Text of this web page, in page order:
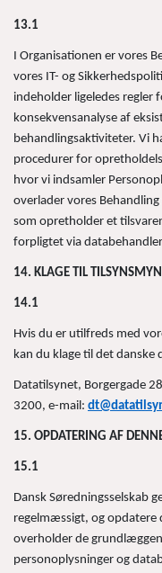
13.1
I Organisationen er vores
vores IT- og
indeholder ligeledes regler
konsekvensanalyse af
behandlingsaktiviteter. Vi
procedurer for
hvor vi indsamler
overlader vores
som opretholder et
forpligtet via
14. KLAGE TIL
14.1
Hvis du er utilfreds med
kan du klage til det danske
Datatilsynet, Borgergade
3200, e-mail:
15. OPDATERING AF
15.1
Dansk Søredningsselskab
regelmæssigt, og opdatere
overholder de
personoplysninger og